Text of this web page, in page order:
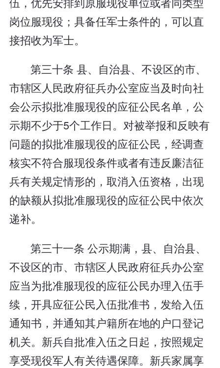
岗位服现役；具备任军士条件的，可以直
接招收为军士。
第三十条 县、自治县、不设区的市、
市辖区人民政府征兵办公室应当及时向社
会公示拟批准服现役的应征公民名单，公
示期不少于5个工作日。对被举报和反映有
问题的拟批准服现役的应征公民，经调查
核实不符合服现役条件或者有违反廉洁征
兵有关规定情形的，取消入伍资格，出现
的缺额从拟批准服现役的应征公民中依次
递补。
第三十一条 公示期满，县、自治县、
不设区的市、市辖区人民政府征兵办公室
应当为批准服现役的应征公民办理入伍手
续，开具应征公民入伍批准书，发给入伍
通知书，并通知其户籍所在地的户口登记
机关。新兵自批准入伍之日起，按照规定
享受现役军人有关待遇保障。新兵家属享